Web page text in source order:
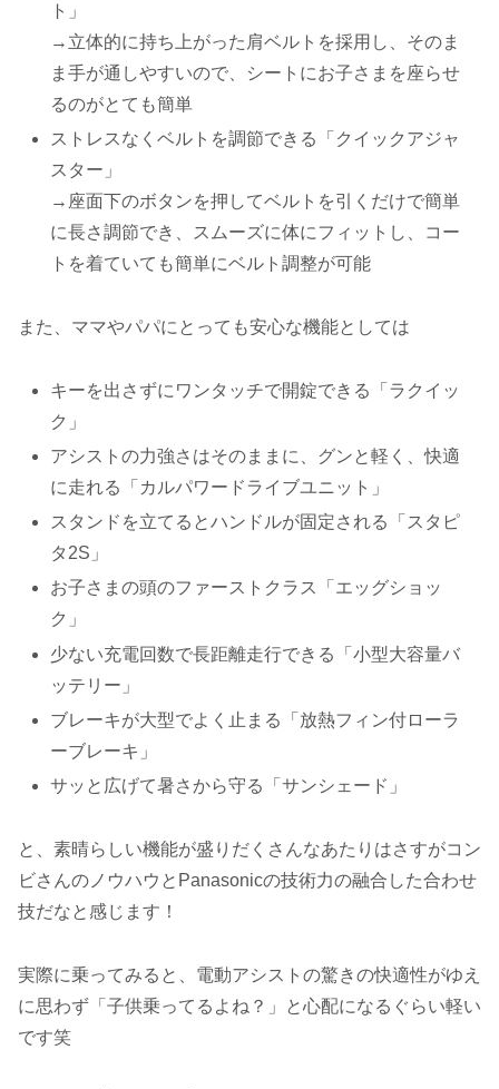
ト」
→立体的に持ち上がった肩ベルトを採用し、そのま
ま手が通しやすいので、シートにお子さまを座らせ
るのがとても簡単
ストレスなくベルトを調節できる「クイックアジャ
スター」
→座面下のボタンを押してベルトを引くだけで簡単
に長さ調節でき、スムーズに体にフィットし、コー
トを着ていても簡単にベルト調整が可能
また、ママやパパにとっても安心な機能としては
キーを出さずにワンタッチで開錠できる「ラクイッ
ク」
アシストの力強さはそのままに、グンと軽く、快適
に走れる「カルパワードライブユニット」
スタンドを立てるとハンドルが固定される「スタピ
タ2S」
お子さまの頭のファーストクラス「エッグショッ
ク」
少ない充電回数で長距離走行できる「小型大容量バ
ッテリー」
ブレーキが大型でよく止まる「放熱フィン付ローラ
ーブレーキ」
サッと広げて暑さから守る「サンシェード」
と、素晴らしい機能が盛りだくさんなあたりはさすがコン
ビさんのノウハウとPanasonicの技術力の融合した合わせ
技だなと感じます！
実際に乗ってみると、電動アシストの驚きの快適性がゆえ
に思わず「子供乗ってるよね？」と心配になるぐらい軽い
です笑